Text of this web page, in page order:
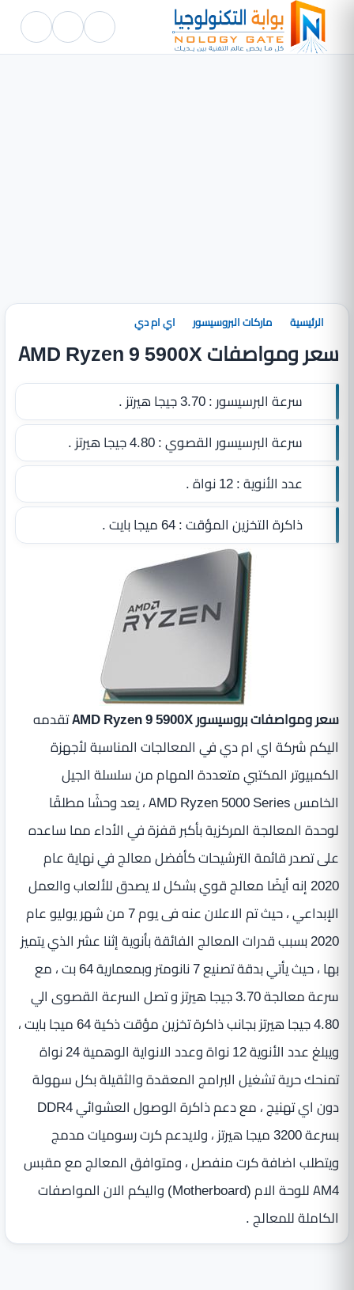
الرئيسية ماركات البروسيسور اي ام دي
سعر ومواصفات AMD Ryzen 9 5900X
سرعة البرسيسور :3.70 جيجا هيرتز .
سرعة البرسيسور القصوي :4.80 جيجا هيرتز .
عدد الأنوية :12 نواة .
ذاكرة التخزين المؤقت :64 ميجا بايت .
سعر ومواصفات بروسيسور AMD Ryzen 9 5900X
تقدمه
اليكم شركة اي ام دي في المعالجات المناسبة لأجهزة
الكمبيوتر المكتبي متعددة المهام من سلسلة الجيل
الخامس AMD Ryzen 5000 Series ، يعد وحشًا مطلقًا
لوحدة المعالجة المركزية بأكبر قفزة في الأداء مما ساعده
على تصدر قائمة الترشيحات كأفضل معالج في نهاية عام
2020 إنه أيضًا معالج قوي بشكل لا يصدق للألعاب والعمل
الإبداعي ، حيث تم الاعلان عنه فى يوم 7 من شهر يوليو عام
2020 بسبب قدرات المعالج الفائقة بأنوية إثنا عشر الذي يتميز
بها ، حيث يأتي بدقة تصنيع 7 نانومتر وبمعمارية 64 بت ، مع
سرعة معالجة 3.70 جيجا هيرتز و تصل السرعة القصوى الي
4.80 جيجا هيرتز بجانب ذاكرة تخزين مؤقت ذكية 64 ميجا بايت ،
ويبلغ عدد الأنوية 12 نواة وعدد الانواية الوهمية 24 نواة
تمنحك حرية تشغيل البرامج المعقدة والثقيلة بكل سهولة
دون اي تهنيج ، مع دعم ذاكرة الوصول العشوائي DDR4
بسرعة 3200 ميجا هيرتز ، ولايدعم كرت رسوميات مدمج
ويتطلب اضافة كرت منفصل ، ومتوافق المعالج مع مقبس
AM4 للوحة الام (Motherboard) واليكم الان المواصفات
الكاملة للمعالج .